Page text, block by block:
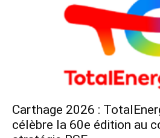
Carthage 2026 :
célèbre la 60e édition au